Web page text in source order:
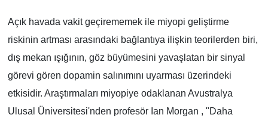
Açık havada vakit geçirememek ile miyopi geliştirme
riskinin artması arasındaki bağlantıya ilişkin teorilerden biri,
dış mekan ışığının, göz büyümesini yavaşlatan bir sinyal
görevi gören dopamin salınımını uyarması üzerindeki
etkisidir. Araştırmaları miyopiye odaklanan Avustralya
Ulusal Üniversitesi'nden profesör Ian Morgan , "Daha